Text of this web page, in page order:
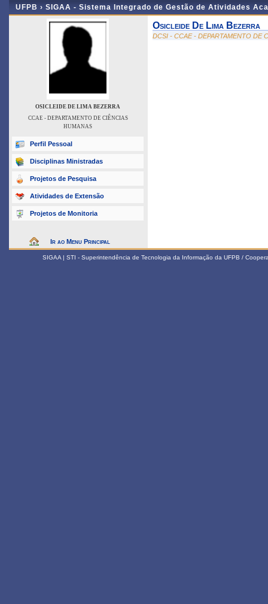
UFPB › SIGAA - Sistema Integrado de Gestão de Atividades
OSICLEIDE DE LIMA BEZERRA
CCAE - DEPARTAMENTO DE CIÊNCIAS
HUMANAS
Perfil Pessoal
Disciplinas Ministradas
Projetos de Pesquisa
Atividades de Extensão
Projetos de Monitoria
Ir ao Menu Principal
Osicleide De Lima Bezerra
DCSI - CCAE - DEPARTAMENTO DE
SIGAA | STI - Superintendência de Tecnologia da Informação da UFPB /